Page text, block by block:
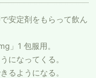
安定剤をもらって飲ん
」1 包服用。
になってくる。
るようになる。